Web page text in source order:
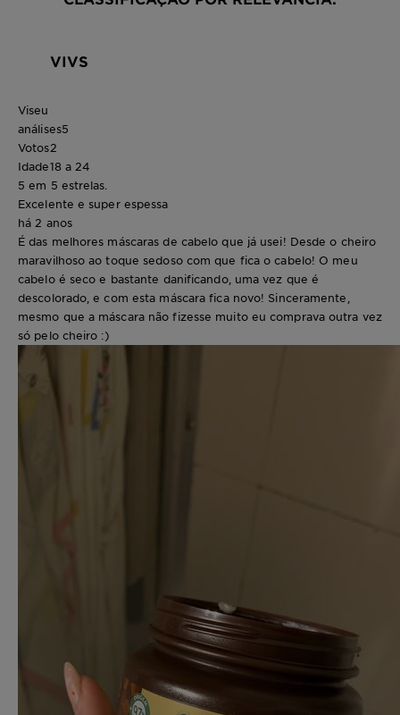
VIVS
Viseu
análises5
Votos2
Idade18 a 24
5 em 5 estrelas.
Excelente e super espessa
há 2 anos
É das melhores máscaras de cabelo que já usei! Desde o cheiro
maravilhoso ao toque sedoso com que fica o cabelo! O meu
cabelo é seco e bastante danificando, uma vez que é
descolorado, e com esta máscara fica novo! Sinceramente,
mesmo que a máscara não fizesse muito eu comprava outra vez
só pelo cheiro :)